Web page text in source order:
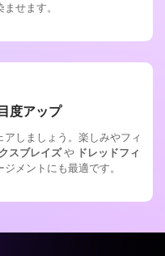
せます。
度アップ
しましょう。楽しみやフィ
スブレイズや ドレッドフィ
メントにも最適です。